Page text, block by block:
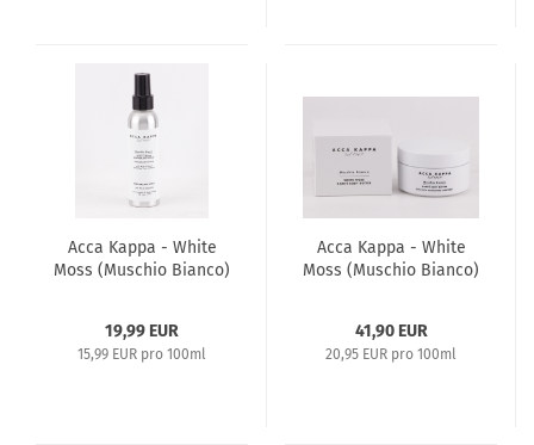
Acca Kappa - White
Moss (Muschio Bianco)
19,99 EUR
15,99 EUR pro 100ml
Acca Kappa - White
Moss (Muschio Bianco)
41,90 EUR
20,95 EUR pro 100ml